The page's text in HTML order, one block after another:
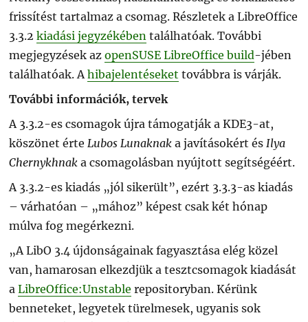
frissítést tartalmaz a csomag. Részletek a LibreOffice
3.3.2kiadási jegyzékében találhatóak. További
megjegyzések azopenSUSE LibreOffice build-jében
találhatóak. Ahibajelentéseket továbbra is várják.
További információk, tervek
A 3.3.2-es csomagok újra támogatják a KDE3-at,
köszönet érteLubos Lunaknak a javításokért ésIlya
Chernykhnak a csomagolásban nyújtott segítségéért.
A 3.3.2-es kiadás „jól sikerült”, ezért 3.3.3-as kiadás
– várhatóan – „mához” képest csak két hónap
múlva fog megérkezni.
„A LibO 3.4 újdonságainak fagyasztása elég közel
van, hamarosan elkezdjük a tesztcsomagok kiadását
aLibreOffice:Unstable repositoryban. Kérünk
benneteket, legyetek türelmesek, ugyanis sok